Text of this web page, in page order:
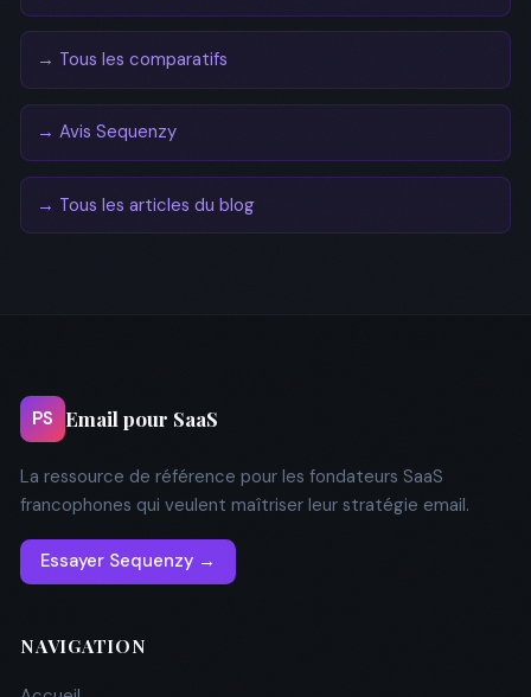
→ Tous les comparatifs
→ Avis Sequenzy
→ Tous les articles du blog
PS Email pour SaaS
La ressource de référence pour les fondateurs SaaS
francophones qui veulent maîtriser leur stratégie email.
Essayer Sequenzy →
NAVIGATION